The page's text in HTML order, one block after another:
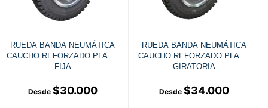
RUEDA BANDA NEUMÁTICA
CAUCHO REFORZADO PLACA
FIJA
$30.000
RUEDA BANDA NEUMÁTICA
CAUCHO REFORZADO PLACA
GIRATORIA
$34.000